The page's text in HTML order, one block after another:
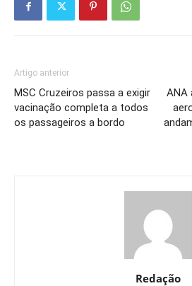
Artigo anterior
MSC Cruzeiros passa a exigir
vacinação completa a todos
os passageiros a bordo
ANA
Redação